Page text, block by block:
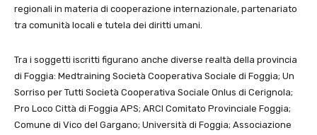
regionali in materia di cooperazione internazionale, partenariato
tra comunità locali e tutela dei diritti umani.
Tra i soggetti iscritti figurano anche diverse realtà della provincia
di Foggia: Medtraining Società Cooperativa Sociale di Foggia; Un
Sorriso per Tutti Società Cooperativa Sociale Onlus di Cerignola;
Pro Loco Città di Foggia APS; ARCI Comitato Provinciale Foggia;
Comune di Vico del Gargano; Università di Foggia; Associazione